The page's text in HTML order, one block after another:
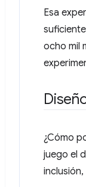
Esa
ocho mil
¿Cómo
juego el